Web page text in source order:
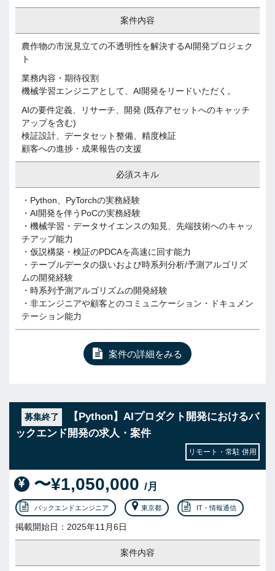
案件内容
農作物の市況見立ての不透明性を解決するAI開発プロジェク
ト
業務内容・期待役割
機械学習エンジニアとして、AI開発をリードいただく。
AIの要件定義、リサーチ、開発 (既存アセットへのキャッチ
アップを含む)
検証設計、データセット整備、精度検証
顧客への進捗・成果報告の支援
必須スキル
・Python、PyTorchの実務経験
・AI開発を伴うPoCの実務経験
・機械学習・データサイエンスの知見、先端技術へのキャッ
チアップ能力
・仮説構築・検証のPDCAを高速に回す能力
・テーブルデータの扱いおよび時系列分析/予測アルゴリズ
ムの開発経験
・時系列予測アルゴリズムの開発経験
・非エンジニアや顧客とのコミュニケーション・ドキュメン
テーション能力
案件の詳細をみる
募集終了
【Python】AIプロダクト開発におけるバ
ックエンド開発の求人・案件
リモート・常駐 併用
〜¥1,050,000 /月
バックエンドエンジニア 東京都 IT・情報通信
掲載開始日：2025年11月6日
案件内容